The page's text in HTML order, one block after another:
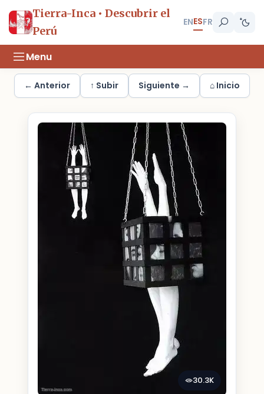
Tierra-Inca • Descubrir el
Perú
ENESFR
Menu
← Anterior ↑ Subir Siguiente → ⌂ Inicio
30.3K